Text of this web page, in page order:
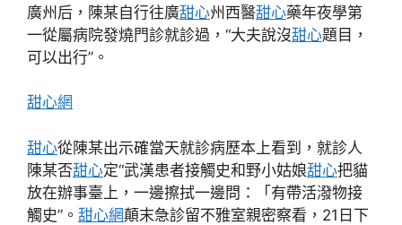
廣州后，陳某自行往廣甜心州西醫甜心藥年夜學第
一從屬病院發燒門診就診過，“大夫說沒甜心題目，
可以出行”。
甜心網
甜心從陳某出示確當天就診病歷本上看到，就診人
陳某否甜心定“武漢患者接觸史和野小姑娘甜心把貓
放在辦事臺上，一邊擦拭一邊問：「有帶活潑物接
觸史”。 甜心網顛末急診留不雅室親密察看，21日下